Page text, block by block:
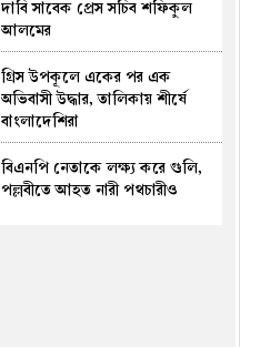
দাবি সাবেক প্রেস সচিব শফিকুল
আলমের
গ্রিস উপকূলে একের পর এক
অভিবাসী উদ্ধার, তালিকায় শীর্ষে
বাংলাদেশিরা
বিএনপি নেতাকে লক্ষ্য করে গুলি,
পল্লবীতে আহত নারী পথচারীও